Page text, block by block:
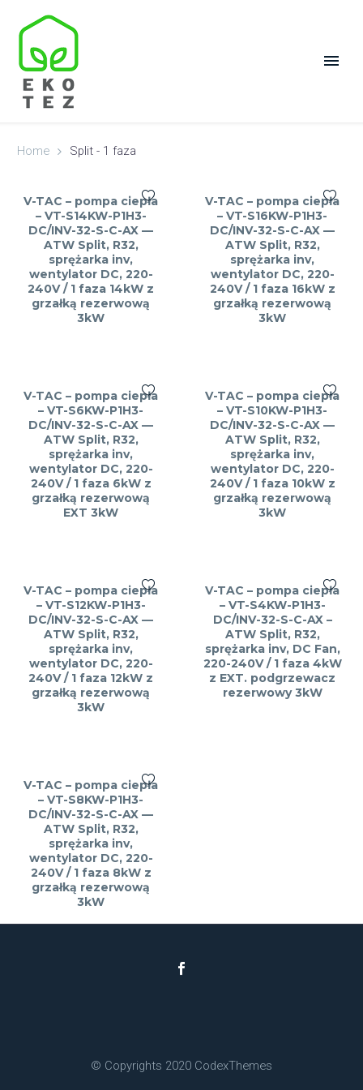
Home Split - 1 faza
V-TAC – pompa ciepła
– VT-S14KW-P1H3-
DC/INV-32-S-C-AX —
ATW Split, R32,
sprężarka inv,
wentylator DC, 220-
240V / 1 faza 14kW z
grzałką rezerwową
3kW
V-TAC – pompa ciepła
– VT-S16KW-P1H3-
DC/INV-32-S-C-AX —
ATW Split, R32,
sprężarka inv,
wentylator DC, 220-
240V / 1 faza 16kW z
grzałką rezerwową
3kW
V-TAC – pompa ciepła
– VT-S6KW-P1H3-
DC/INV-32-S-C-AX —
ATW Split, R32,
sprężarka inv,
wentylator DC, 220-
240V / 1 faza 6kW z
grzałką rezerwową
EXT 3kW
V-TAC – pompa ciepła
– VT-S10KW-P1H3-
DC/INV-32-S-C-AX —
ATW Split, R32,
sprężarka inv,
wentylator DC, 220-
240V / 1 faza 10kW z
grzałką rezerwową
3kW
V-TAC – pompa ciepła
– VT-S12KW-P1H3-
DC/INV-32-S-C-AX —
ATW Split, R32,
sprężarka inv,
wentylator DC, 220-
240V / 1 faza 12kW z
grzałką rezerwową
3kW
V-TAC – pompa ciepła
– VT-S4KW-P1H3-
DC/INV-32-S-C-AX –
ATW Split, R32,
sprężarka inv, DC Fan,
220-240V / 1 faza 4kW
z EXT. podgrzewacz
rezerwowy 3kW
V-TAC – pompa ciepła
– VT-S8KW-P1H3-
DC/INV-32-S-C-AX —
ATW Split, R32,
sprężarka inv,
wentylator DC, 220-
240V / 1 faza 8kW z
grzałką rezerwową
3kW
© Copyrights 2020 CodexThemes